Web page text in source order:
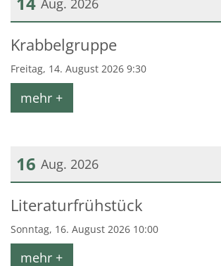
Aug. 2026
Datum: 14. August 2026
Krabbelgruppe
Freitag, 14. August 2026 9:30
mehr +
16 Aug. 2026
Datum: 16. August 2026
Literaturfrühstück
Sonntag, 16. August 2026 10:00
mehr +